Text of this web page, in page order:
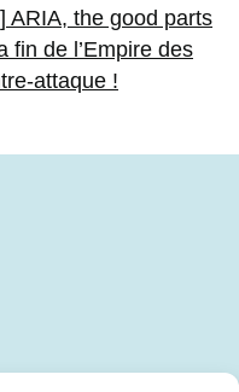
ARIA, the good parts
fin de l’Empire des
attaque !